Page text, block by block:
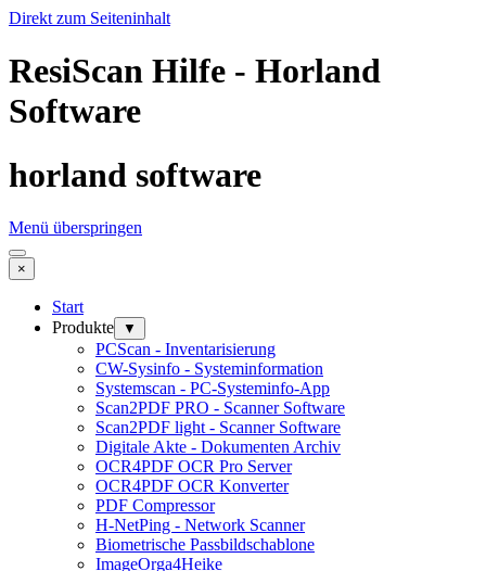
Direkt zum Seiteninhalt
ResiScan Hilfe - Horland
Software
horland software
Menü überspringen
×
Start
Produkte
▼
PCScan - Inventarisierung
CW-Sysinfo - Systeminformation
Systemscan - PC-Systeminfo-App
Scan2PDF PRO - Scanner Software
Scan2PDF light - Scanner Software
Digitale Akte - Dokumenten Archiv
OCR4PDF OCR Pro Server
OCR4PDF OCR Konverter
PDF Compressor
H-NetPing - Network Scanner
Biometrische Passbildschablone
ImageOrga4Heike